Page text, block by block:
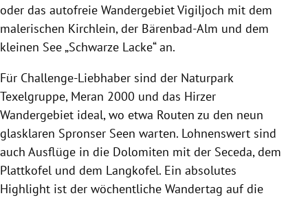
oder das autofreie Wandergebiet Vigiljoch mit dem
malerischen Kirchlein, der Bärenbad-Alm und dem
kleinen See „Schwarze Lacke“ an.
Für Challenge-Liebhaber sind der Naturpark
Texelgruppe, Meran 2000 und das Hirzer
Wandergebiet ideal, wo etwa Routen zu den neun
glasklaren Spronser Seen warten. Lohnenswert sind
auch Ausflüge in die Dolomiten mit der Seceda, dem
Plattkofel und dem Langkofel. Ein absolutes
Highlight ist der wöchentliche Wandertag auf die